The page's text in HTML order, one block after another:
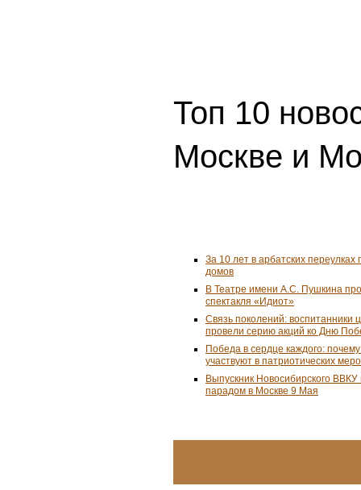
Топ 10
Москве и
За 10 лет в арбатских переулках
домов
В Театре имени А.С. Пушкина
спектакля «Идиот»
Связь поколений: воспитанники
провели серию акций ко Дню
Победа в сердце каждого:
участвуют в патриотических
Выпускник Новосибирского
парадом в Москве 9 Мая